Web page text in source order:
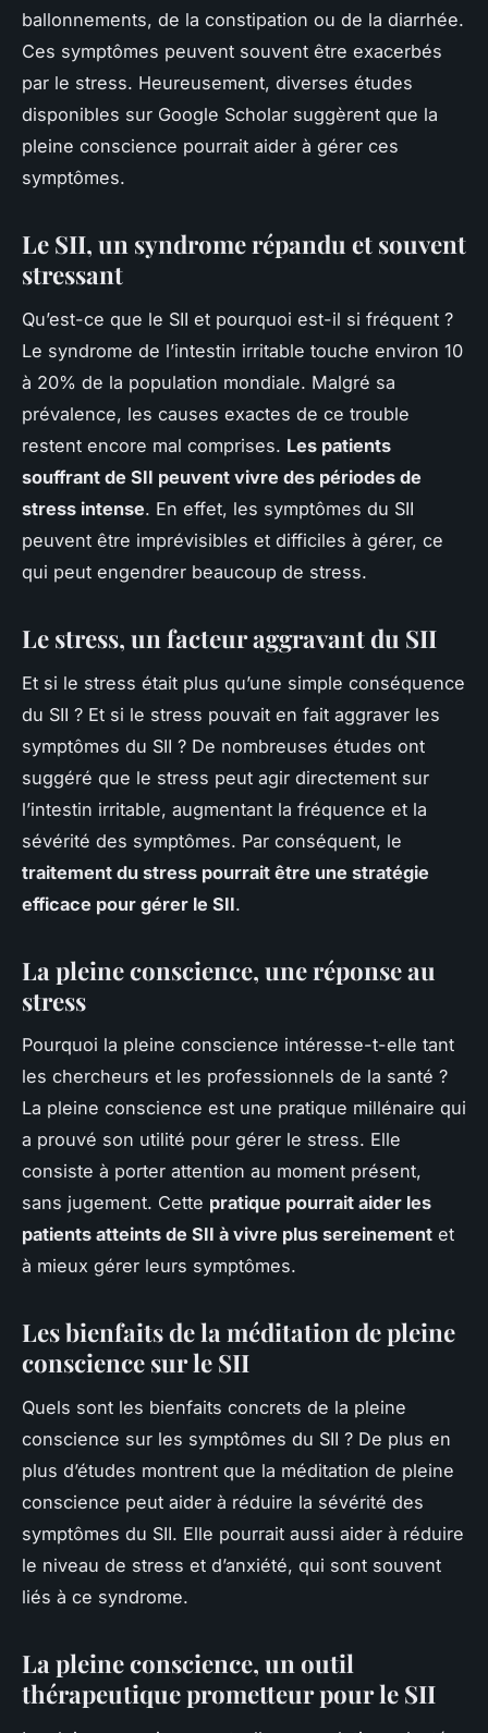
ballonnements, de la constipation ou de la diarrhée.
Ces symptômes peuvent souvent être exacerbés
par le stress. Heureusement, diverses études
disponibles sur Google Scholar suggèrent que la
pleine conscience pourrait aider à gérer ces
symptômes.
Le SII, un syndrome répandu et souvent
stressant
Qu’est-ce que le SII et pourquoi est-il si fréquent ?
Le syndrome de l’intestin irritable touche environ 10
à 20% de la population mondiale. Malgré sa
prévalence, les causes exactes de ce trouble
restent encore mal comprises. Les patients
souffrant de SII peuvent vivre des périodes de
stress intense. En effet, les symptômes du SII
peuvent être imprévisibles et difficiles à gérer, ce
qui peut engendrer beaucoup de stress.
Le stress, un facteur aggravant du SII
Et si le stress était plus qu’une simple conséquence
du SII ? Et si le stress pouvait en fait aggraver les
symptômes du SII ? De nombreuses études ont
suggéré que le stress peut agir directement sur
l’intestin irritable, augmentant la fréquence et la
sévérité des symptômes. Par conséquent, le
traitement du stress pourrait être une stratégie
efficace pour gérer le SII.
La pleine conscience, une réponse au
stress
Pourquoi la pleine conscience intéresse-t-elle tant
les chercheurs et les professionnels de la santé ?
La pleine conscience est une pratique millénaire qui
a prouvé son utilité pour gérer le stress. Elle
consiste à porter attention au moment présent,
sans jugement. Cette pratique pourrait aider les
patients atteints de SII à vivre plus sereinement et
à mieux gérer leurs symptômes.
Les bienfaits de la méditation de pleine
conscience sur le SII
Quels sont les bienfaits concrets de la pleine
conscience sur les symptômes du SII ? De plus en
plus d’études montrent que la méditation de pleine
conscience peut aider à réduire la sévérité des
symptômes du SII. Elle pourrait aussi aider à réduire
le niveau de stress et d’anxiété, qui sont souvent
liés à ce syndrome.
La pleine conscience, un outil
thérapeutique prometteur pour le SII